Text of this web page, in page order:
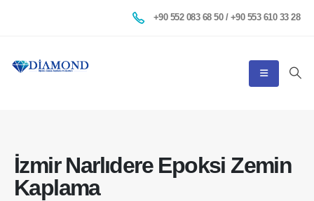
+90 552 083 68 50 / +90 553 610 33 28
İzmir Narlıdere Epoksi Zemin
Kaplama